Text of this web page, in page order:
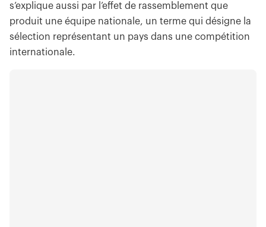
s’explique aussi par l’effet de rassemblement que
produit une équipe nationale, un terme qui désigne la
sélection représentant un pays dans une compétition
internationale.